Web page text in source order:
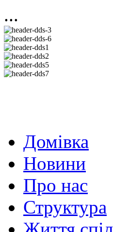
...
Домівка
Новини
Про нас
Структура